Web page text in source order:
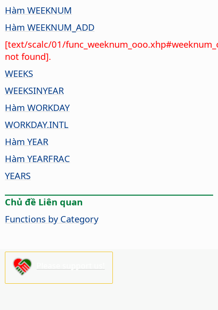
Hàm WEEKNUM
Hàm WEEKNUM_ADD
[text/scalc/01/
not found].
WEEKS
WEEKSINYEAR
Hàm WORKDAY
WORKDAY.INTL
Hàm YEAR
Hàm YEARFRAC
YEARS
Chủ đề Liên quan
Functions by Category